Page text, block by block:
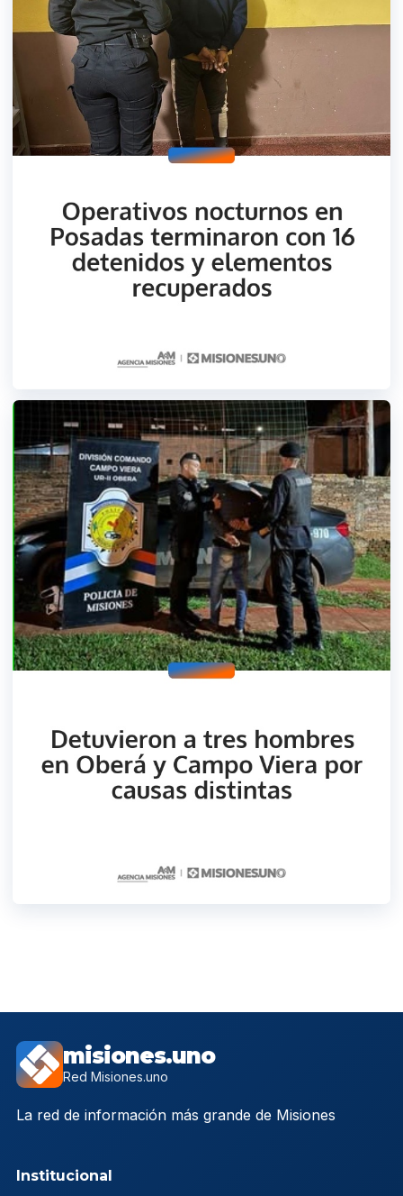
misiones.uno
Red Misiones.uno
La red de información más grande de Misiones
Institucional